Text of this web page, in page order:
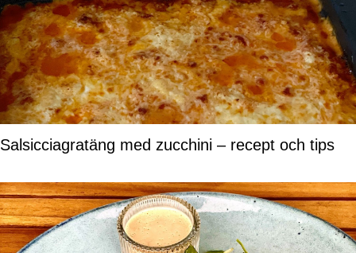
Salsicciagratäng med zucchini – recept och tips